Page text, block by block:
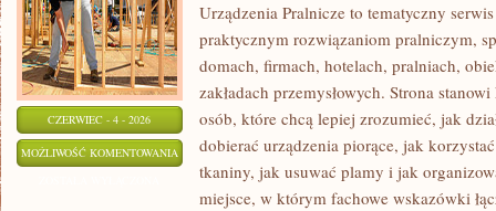
CZERWIEC - 4 - 2026
MOŻLIWOŚĆ KOMENTOWANIA PRALKI
SUSZARKI
Urządzenia Pralnicze to tematyczny
praktycznym rozwiązaniom pralniczym,
domach, firmach, hotelach, pralniach,
zakładach przemysłowych. Strona
osób, które chcą lepiej zrozumieć, jak
dobierać urządzenia piorące, jak
tkaniny, jak usuwać plamy i jak
miejsce, w którym fachowe wskazówki